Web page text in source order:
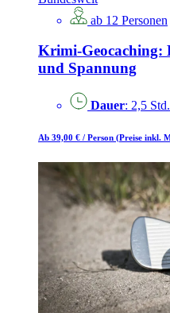
ab 12 Personen
Krimi-Geocaching:
und Spannung
Dauer: 2,5 Std.
Ab 39,00 € / Person (Preise inkl.